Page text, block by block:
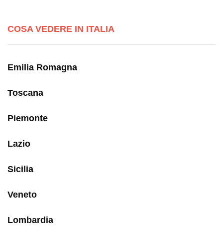
COSA VEDERE IN ITALIA
Emilia Romagna
Toscana
Piemonte
Lazio
Sicilia
Veneto
Lombardia